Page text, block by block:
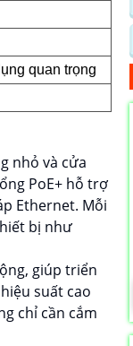
quan trọng
nhỏ và cửa
PoE+ hỗ trợ
Ethernet. Mỗi
bị như
giúp triển
suất cao
chỉ cần cắm